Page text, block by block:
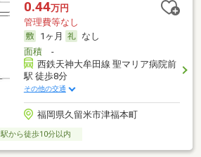
0.44万円
管理費等なし
1ヶ月
なし
面積-
西鉄天神大牟田線 聖マリア病院前
駅 徒歩8分
その他の交通
福岡県久留米市津福本町
駅から徒歩10分以内